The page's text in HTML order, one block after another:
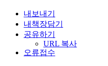
내보내기
내책장담기
공유하기
URL 복사
오류접수